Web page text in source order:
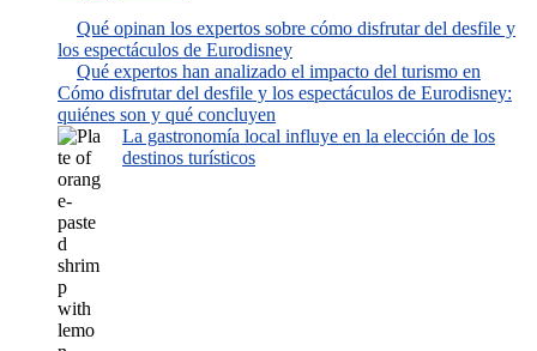
Qué opinan los expertos sobre cómo disfrutar del desfile y
los espectáculos de Eurodisney
Qué expertos han analizado el impacto del turismo en
Cómo disfrutar del desfile y los espectáculos de Eurodisney:
quiénes son y qué concluyen
La gastronomía local influye en la elección de los
destinos turísticos